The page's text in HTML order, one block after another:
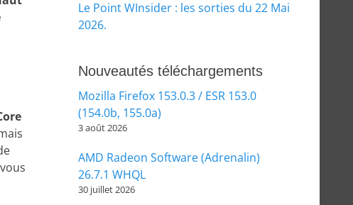
Le Point WInsider : les sorties du 22 Mai
2026.
Nouveautés téléchargements
Mozilla Firefox 153.0.3 / ESR 153.0
(154.0b, 155.0a)
3 août 2026
AMD Radeon Software (Adrenalin)
26.7.1 WHQL
30 juillet 2026